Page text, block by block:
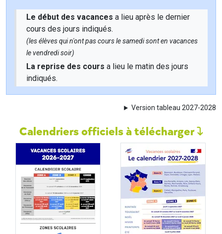
Le début des vacances a lieu après le dernier
cours des jours indiqués.
(les élèves qui n'ont pas cours le samedi sont en vacances
le vendredi soir)
La reprise des cours a lieu le matin des jours
indiqués.
Version tableau 2027-2028
Calendriers officiels à télécharger